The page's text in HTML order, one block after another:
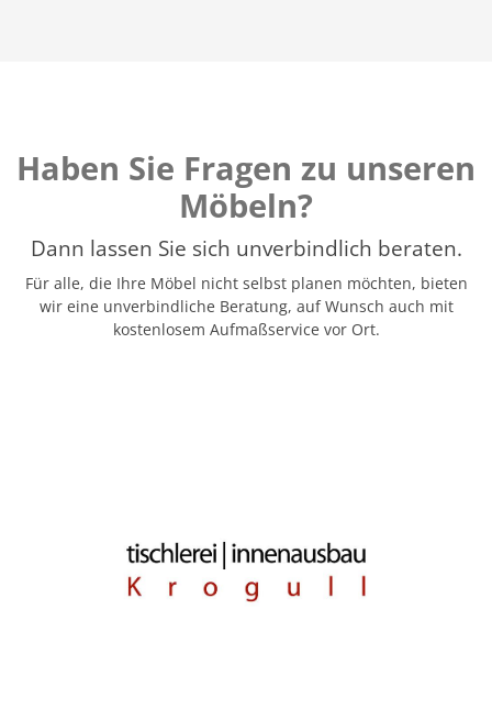
Haben Sie Fragen zu unseren
Möbeln?
Dann lassen Sie sich unverbindlich beraten.
Für alle, die Ihre Möbel nicht selbst planen möchten, bieten
wir eine unverbindliche Beratung, auf Wunsch auch mit
kostenlosem Aufmaßservice vor Ort.